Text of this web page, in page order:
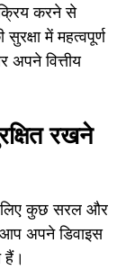
करने से
में महत्वपूर्ण
वित्तीय
रखने
लिए कुछ सरल और
आप अपने डिवाइस